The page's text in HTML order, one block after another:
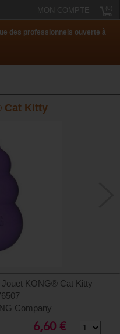
MON COMPTE
des professionnels ouverte à
Cat Kitty
Jouet KONG® Cat Kitty
Company
6,60 €